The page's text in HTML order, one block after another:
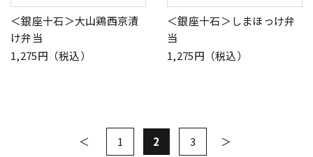
＜銀座十石＞大山鶏西京漬
け弁当
1,275円（税込）
＜銀座十石＞しまほっけ弁
当
1,275円（税込）
1 2 3